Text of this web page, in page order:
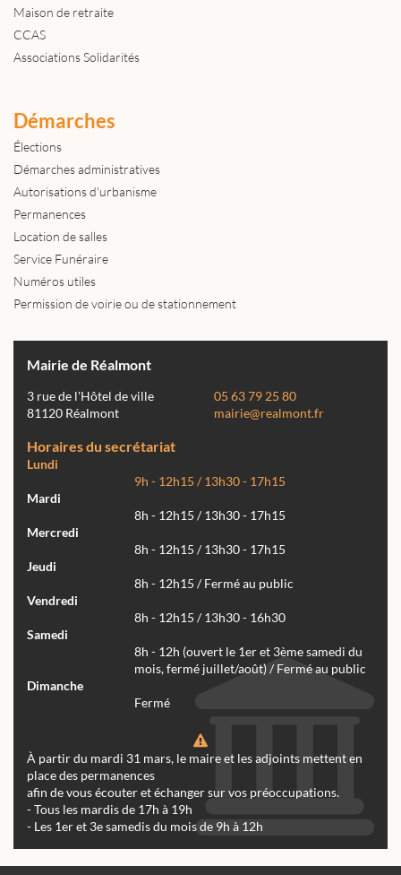
Maison de retraite
CCAS
Associations Solidarités
Démarches
Élections
Démarches administratives
Autorisations d'urbanisme
Permanences
Location de salles
Service Funéraire
Numéros utiles
Permission de voirie ou de stationnement
Mairie de Réalmont
3 rue de l'Hôtel de ville
81120 Réalmont
05 63 79 25 80
mairie@realmont.fr
Horaires du secrétariat
Lundi
9h - 12h15 / 13h30 - 17h15
Mardi
8h - 12h15 / 13h30 - 17h15
Mercredi
8h - 12h15 / 13h30 - 17h15
Jeudi
8h - 12h15 / Fermé au public
Vendredi
8h - 12h15 / 13h30 - 16h30
Samedi
8h - 12h (ouvert le 1er et 3ème samedi du
mois, fermé juillet/août) / Fermé au public
Dimanche
Fermé
À partir du mardi 31 mars, le maire et les adjoints mettent en
place des permanences
afin de vous écouter et échanger sur vos préoccupations.
- Tous les mardis de 17h à 19h
- Les 1er et 3e samedis du mois de 9h à 12h